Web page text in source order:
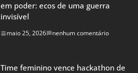
em poder: ecos de uma guerra
invisível
maio 25, 2026 nenhum comentário
Time feminino vence hackathon de